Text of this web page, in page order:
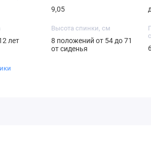
9,05
лет
Высота спинки, см
8 положений от 54 до 71
от сиденья